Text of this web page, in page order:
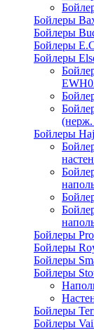
Бойлеры
Бойлеры
Бойлеры
Бойлеры
(нерж.
Бойлеры
Бойлеры
Бойлеры
Бойлеры
Бойлеры
Бойлеры
Бойлеры